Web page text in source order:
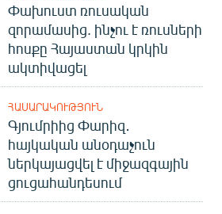
Փախուստ ռուսական
զորամասից. ինչու է ռուսների
հոսքը Հայաստան կրկին
ակտիվացել
ՀԱՍԱՐԱԿՈՒԹՅՈՒՆ
Գյումրիից Փարիզ․
հայկական անօդաչուն
ներկայացվել է միջազգային
ցուցահանդեսում